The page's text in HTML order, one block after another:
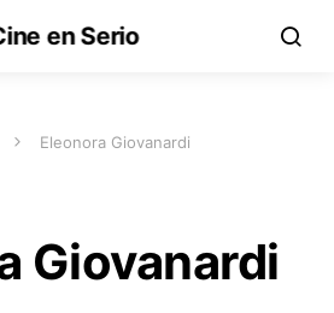
en Serio
Eleonora Giovanardi
Giovanardi